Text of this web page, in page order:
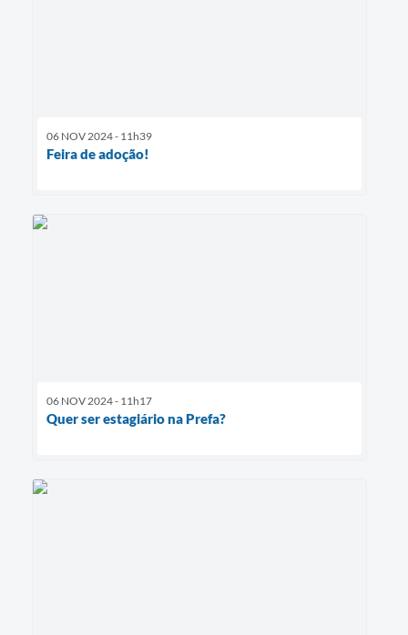
06 NOV 2024 - 11h39
Feira de adoção!
06 NOV 2024 - 11h17
Quer ser estagiário na Prefa?